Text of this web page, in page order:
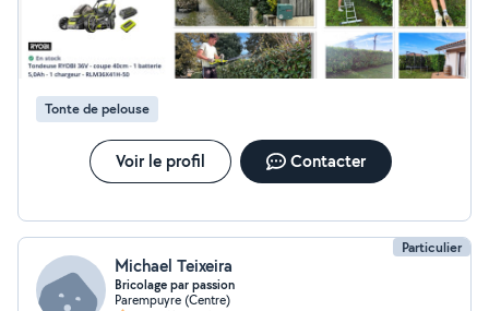
Tonte de pelouse
Voir le profil Contacter
Particulier
Michael Teixeira
Bricolage par passion
Parempuyre (Centre)